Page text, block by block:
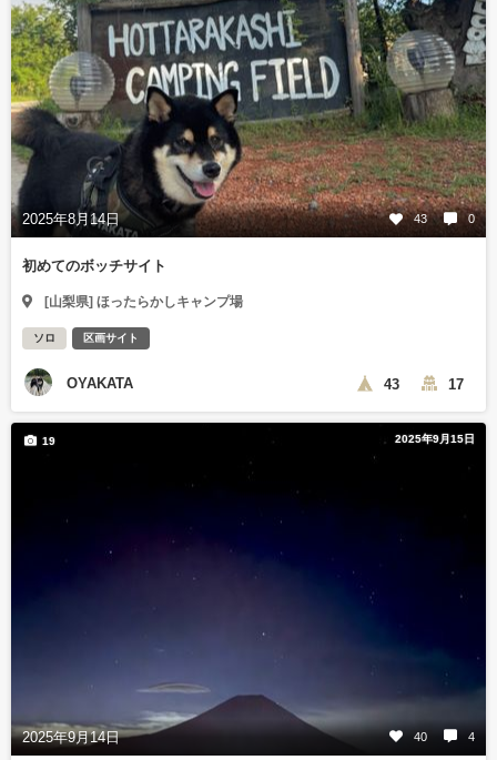
2025年8月14日 43 0
初めてのボッチサイト
[山梨県] ほったらかしキャンプ場
ソロ 区画サイト
OYAKATA 43 17
2025年9月15日
2025年9月14日 40 4
19